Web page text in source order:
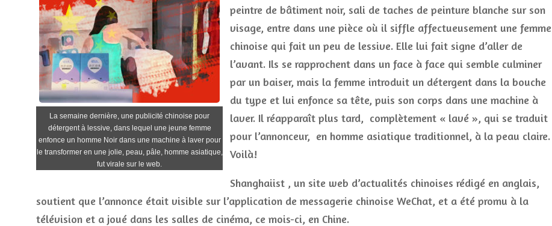
La semaine dernière, une publicité chinoise pour
détergent à lessive, dans lequel une jeune femme
enfonce un homme Noir dans une machine à laver pour
le transformer en une jolie, peau, pâle, homme asiatique,
fut virale sur le web.
peintre de bâtiment noir, sali de taches de peinture blanche sur son
visage, entre dans une pièce où il siffle affectueusement une femme
chinoise qui fait un peu de lessive. Elle lui fait signe d’aller de
l’avant. Ils se rapprochent dans un face à face qui semble culminer
par un baiser, mais la femme introduit un détergent dans la bouche
du type et lui enfonce sa tête, puis son corps dans une machine à
laver. Il réapparaît plus tard, complètement « lavé », qui se traduit
pour l’annonceur, en homme asiatique traditionnel, à la peau claire.
Voilà!
Shanghaiist , un site web d’actualités chinoises rédigé en anglais,
soutient que l’annonce était visible sur l’application de messagerie chinoise WeChat, et a été promu à la
télévision et a joué dans les salles de cinéma, ce mois-ci, en Chine.